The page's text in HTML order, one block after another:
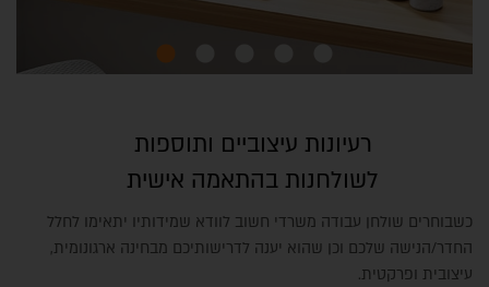
רעיונות עיצוביים ותוספות
לשולחנות בהתאמה אישית
כשבוחרים שולחן עבודה משרדי חשוב לוודא שמידותיו יתאימו לחלל
החדר/הנישה שלכם וכן שהוא יענה לדרישותיכם מבחינה ארגונומית,
עיצובית ופרקטית.